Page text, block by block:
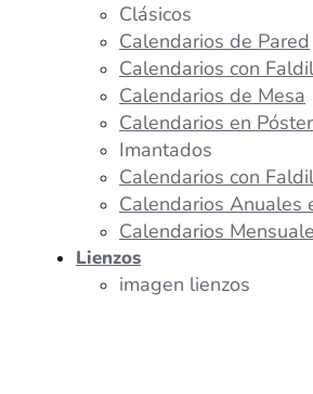
Clásicos
Calendarios de Pared
Calendarios con
Calendarios de Mesa
Calendarios en Póster
Imantados
Calendarios con
Calendarios Anuales
Calendarios
Lienzos
imagen lienzos